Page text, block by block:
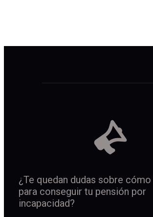
¿Te quedan dudas sobre
para conseguir tu pensión por
incapacidad?